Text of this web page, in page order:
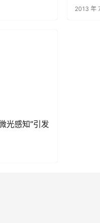
2013 年
光感知”引发